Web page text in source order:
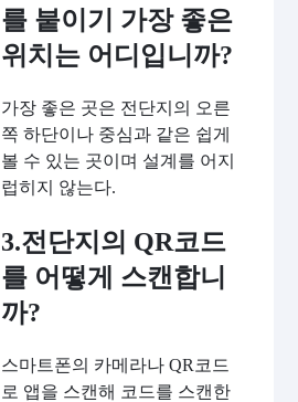
를 붙이기 가장 좋은
위치는 어디입니까?
가장 좋은 곳은 전단지의 오른
쪽 하단이나 중심과 같은 쉽게
볼 수 있는 곳이며 설계를 어지
럽히지 않는다.
3.전단지의 QR코드
를 어떻게 스캔합니
까?
스마트폰의 카메라나 QR코드
로 앱을 스캔해 코드를 스캔한